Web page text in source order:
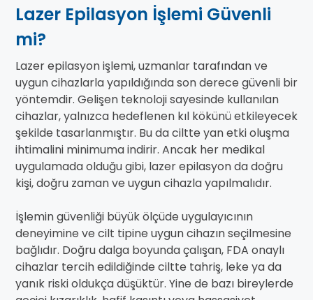
Lazer Epilasyon İşlemi Güvenli
mi?
Lazer epilasyon işlemi, uzmanlar tarafından ve
uygun cihazlarla yapıldığında son derece güvenli bir
yöntemdir. Gelişen teknoloji sayesinde kullanılan
cihazlar, yalnızca hedeflenen kıl kökünü etkileyecek
şekilde tasarlanmıştır. Bu da ciltte yan etki oluşma
ihtimalini minimuma indirir. Ancak her medikal
uygulamada olduğu gibi, lazer epilasyon da doğru
kişi, doğru zaman ve uygun cihazla yapılmalıdır.
İşlemin güvenliği büyük ölçüde uygulayıcının
deneyimine ve cilt tipine uygun cihazın seçilmesine
bağlıdır. Doğru dalga boyunda çalışan, FDA onaylı
cihazlar tercih edildiğinde ciltte tahriş, leke ya da
yanık riski oldukça düşüktür. Yine de bazı bireylerde